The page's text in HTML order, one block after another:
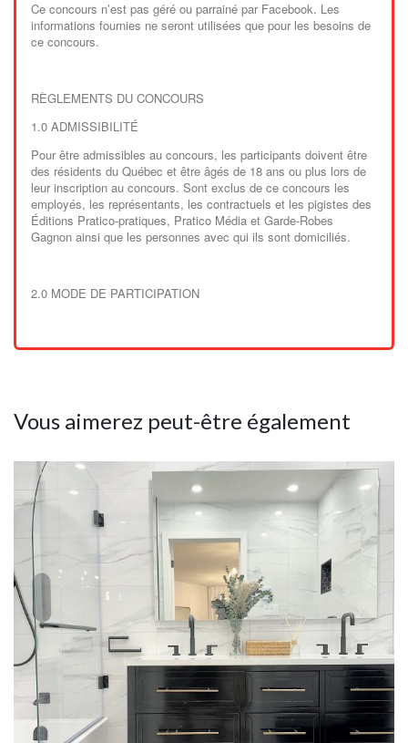
Vous aimerez peut-être également